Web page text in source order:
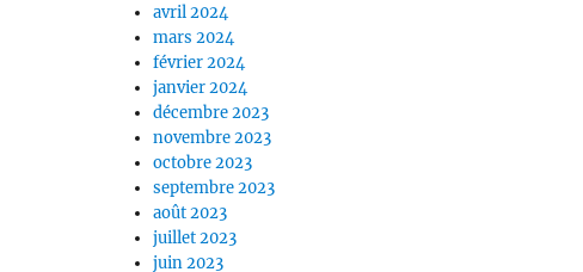
avril 2024
mars 2024
février 2024
janvier 2024
décembre 2023
novembre 2023
octobre 2023
septembre 2023
août 2023
juillet 2023
juin 2023